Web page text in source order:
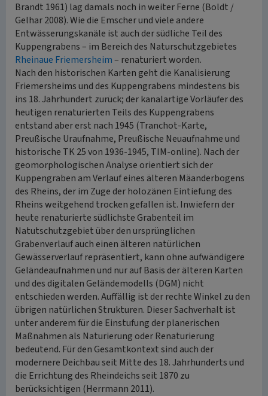
Brandt 1961) lag damals noch in weiter Ferne (Boldt /
Gelhar 2008). Wie die Emscher und viele andere
Entwässerungskanäle ist auch der südliche Teil des
Kuppengrabens – im Bereich des Naturschutzgebietes
Rheinaue Friemersheim– renaturiert worden.
Nach den historischen Karten geht die Kanalisierung
Friemersheims und des Kuppengrabens mindestens bis
ins 18. Jahrhundert zurück; der kanalartige Vorläufer des
heutigen renaturierten Teils des Kuppengrabens
entstand aber erst nach 1945 (Tranchot-Karte,
Preußische Uraufnahme, Preußische Neuaufnahme und
historische TK 25 von 1936-1945, TIM-online). Nach der
geomorphologischen Analyse orientiert sich der
Kuppengraben am Verlauf eines älteren Mäanderbogens
des Rheins, der im Zuge der holozänen Eintiefung des
Rheins weitgehend trocken gefallen ist. Inwiefern der
heute renaturierte südlichste Grabenteil im
Natutschutzgebiet über den ursprünglichen
Grabenverlauf auch einen älteren natürlichen
Gewässerverlauf repräsentiert, kann ohne aufwändigere
Geländeaufnahmen und nur auf Basis der älteren Karten
und des digitalen Geländemodells (DGM) nicht
entschieden werden. Auffällig ist der rechte Winkel zu den
übrigen natürlichen Strukturen. Dieser Sachverhalt ist
unter anderem für die Einstufung der planerischen
Maßnahmen als Naturierung oder Renaturierung
bedeutend. Für den Gesamtkontext sind auch der
modernere Deichbau seit Mitte des 18. Jahrhunderts und
die Errichtung des Rheindeichs seit 1870 zu
berücksichtigen (Herrmann 2011).